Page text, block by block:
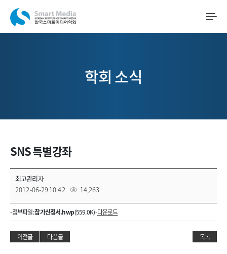
학회 소식
SNS 특별강좌
최고관리자
2012-06-29 10:42
14,263
- 첨부파일 :참가신청서.hwp(559.0K) -다운로드
이전글 다음글 목록